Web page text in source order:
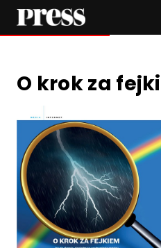
O krok za